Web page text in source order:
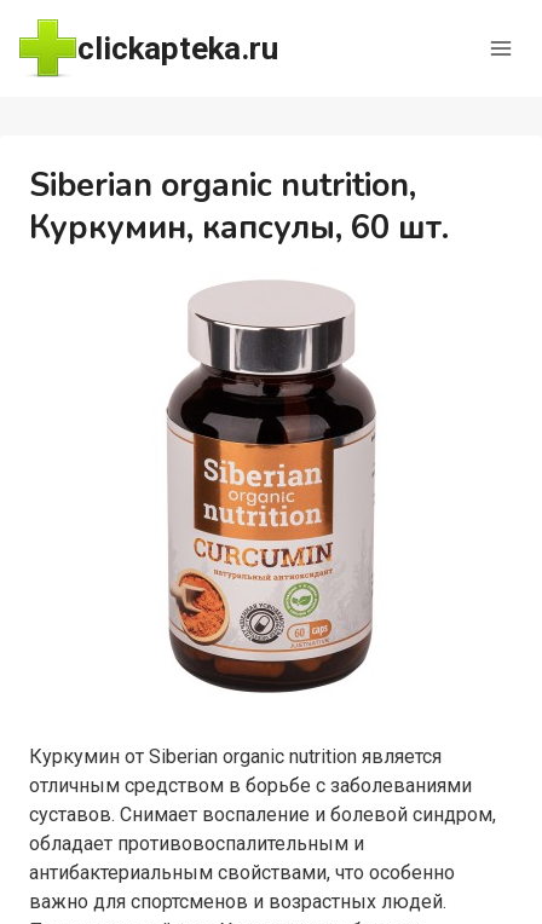
Перейти
содержимому
clickapteka.ru
Siberian organic nutrition,
Куркумин, капсулы, 60 шт.
Куркумин от Siberian organic nutrition является
отличным средством в борьбе с заболеваниями
суставов. Снимает воспаление и болевой синдром,
обладает противовоспалительным и
антибактериальным свойствами, что особенно
важно для спортсменов и возрастных людей.